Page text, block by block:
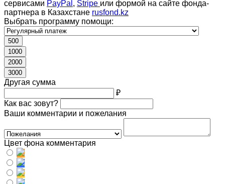
сервисами PayPal , Stripe или формой на сайте фонда-
партнера в Казахстане rusfond.kz
Выбрать программу помощи:
500
1000
2000
3000
Другая сумма
₽
Как вас зовут?
Ваши комментарии и пожелания
Цвет фона комментария